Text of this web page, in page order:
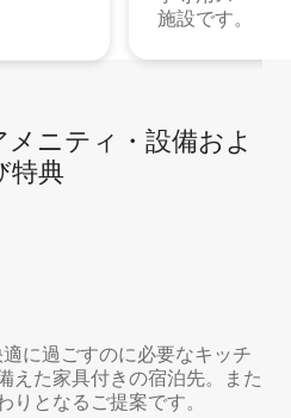
施設です。
ニ⁠テ⁠ィ⁠・設⁠備⁠およ
特⁠典
に過ごすのに必要なキッチ
えた家具付きの宿泊先。また
となるご提案です。